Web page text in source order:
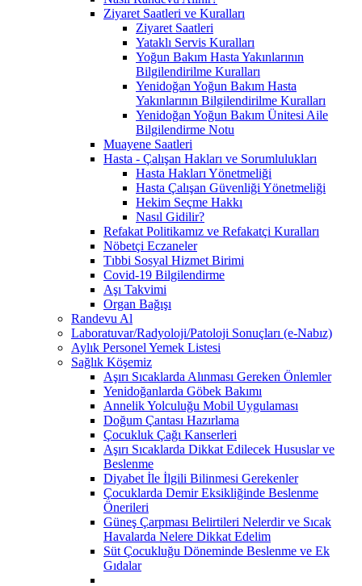
Ziyaret Saatleri ve Kuralları
Ziyaret Saatleri
Yataklı Servis Kuralları
Yoğun Bakım Hasta Yakınlarının
Bilgilendirilme Kuralları
Yenidoğan Yoğun Bakım Hasta
Yakınlarının Bilgilendirilme Kuralları
Yenidoğan Yoğun Bakım Ünitesi Aile
Bilgilendirme Notu
Muayene Saatleri
Hasta - Çalışan Hakları ve Sorumlulukları
Hasta Hakları Yönetmeliği
Hasta Çalışan Güvenliği Yönetmeliği
Hekim Seçme Hakkı
Nasıl Gidilir?
Refakat Politikamız ve Refakatçi Kuralları
Nöbetçi Eczaneler
Tıbbi Sosyal Hizmet Birimi
Covid-19 Bilgilendirme
Aşı Takvimi
Organ Bağışı
Randevu Al
Laboratuvar/Radyoloji/Patoloji Sonuçları (e-Nabız)
Aylık Personel Yemek Listesi
Sağlık Köşemiz
Aşırı Sıcaklarda Alınması Gereken Önlemler
Yenidoğanlarda Göbek Bakımı
Annelik Yolculuğu Mobil Uygulaması
Doğum Çantası Hazırlama
Çocukluk Çağı Kanserleri
Aşırı Sıcaklarda Dikkat Edilecek Hususlar ve
Beslenme
Diyabet İle İlgili Bilinmesi Gerekenler
Çocuklarda Demir Eksikliğinde Beslenme
Önerileri
Güneş Çarpması Belirtileri Nelerdir ve Sıcak
Havalarda Nelere Dikkat Edelim
Süt Çocukluğu Döneminde Beslenme ve Ek
Gıdalar